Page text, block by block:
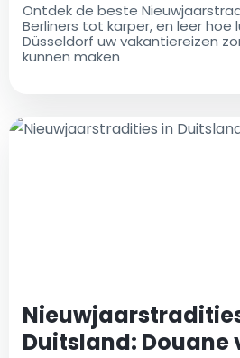
Ontdek de beste
Berliners tot karper, en leer hoe
Düsseldorf uw vakantiereizen
kunnen maken
Duitsland: Douane